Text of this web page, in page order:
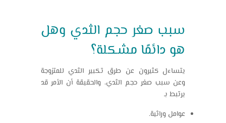
سبب صغر حجم الثدي وهل
هو دائمًا مشكلة؟
يتساءل كثيرون عن طرق تكبير الثدي للمتزوجة
وعن سبب صغر حجم الثدي، والحقيقة أن الأمر قد
يرتبط بـ
عوامل وراثية.